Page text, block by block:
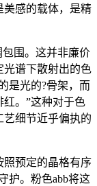
美感的载体，是精
围。这并非廉价
光谱下散射出的色
是光的?骨架，而
。”这种对于色
艺细节近乎偏执的
照预定的晶格有序
护。粉色abb将这